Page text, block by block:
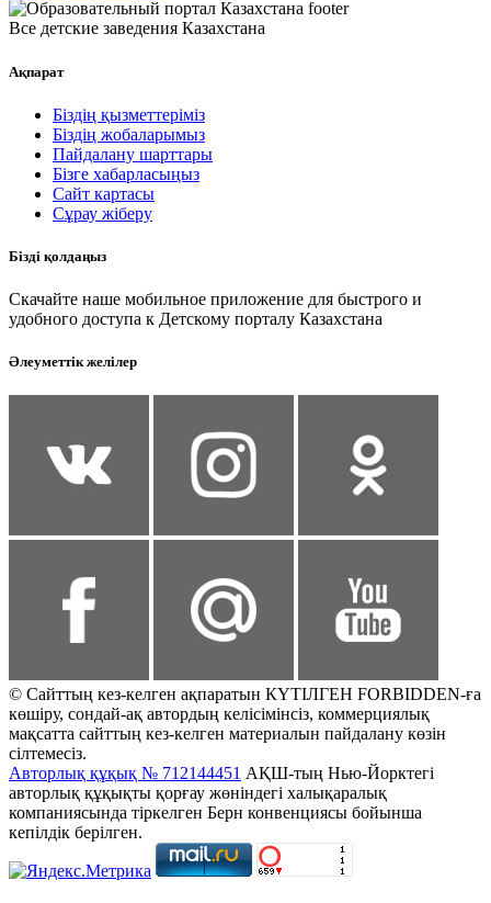
Все детские заведения Казахстана
Ақпарат
Біздің қызметтеріміз
Біздің жобаларымыз
Пайдалану шарттары
Бізге хабарласыңыз
Сайт картасы
Сұрау жіберу
Бізді қолдаңыз
Скачайте наше мобильное приложение для быстрого и
удобного доступа к Детскому порталу Казахстана
Әлеуметтік желілер
© Сайттың кез-келген ақпаратын КҮТІЛГЕН FORBIDDEN-ға
көшіру, сондай-ақ автордың келісімінсіз, коммерциялық
мақсатта сайттың кез-келген материалын пайдалану көзін
сілтемесіз.
Авторлық құқық № 712144451 АҚШ-тың Нью-Йорктегі
авторлық құқықты қорғау жөніндегі халықаралық
компаниясында тіркелген Берн конвенциясы бойынша
кепілдік берілген.